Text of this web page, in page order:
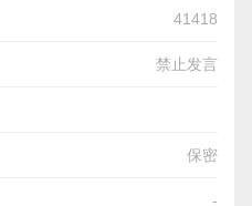
41418
禁止发言
保密
-